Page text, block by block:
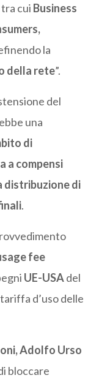
cui Business
la
della rete”.
del
una
di
a compensi
distribuzione di
.
fee
UE-USAdel
d’uso delle
Adolfo Urso
bloccare